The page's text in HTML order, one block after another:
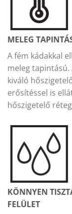
MELEG
A fém kádakkal
meleg tapintású.
kiváló
erősítéssel is
hőszigetelő
KÖNNYEN
FELÜLET